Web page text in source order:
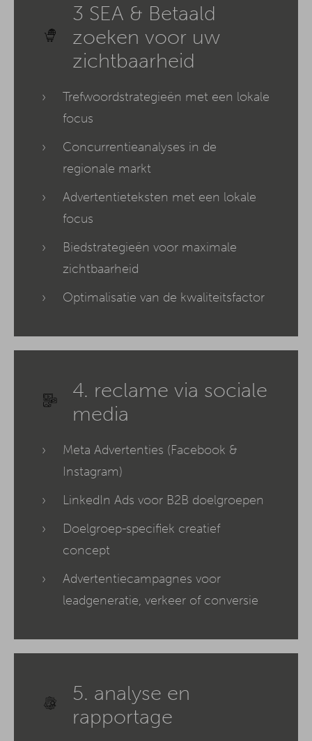
3 SEA & Betaald
zoeken voor uw
zichtbaarheid
Trefwoordstrategieën met een lokale
focus
Concurrentieanalyses in de
regionale markt
Advertentieteksten met een lokale
focus
Biedstrategieën voor maximale
zichtbaarheid
Optimalisatie van de kwaliteitsfactor
4. reclame via sociale
media
Meta Advertenties (Facebook &
Instagram)
LinkedIn Ads voor B2B doelgroepen
Doelgroep-specifiek creatief
concept
Advertentiecampagnes voor
leadgeneratie, verkeer of conversie
5. analyse en
rapportage